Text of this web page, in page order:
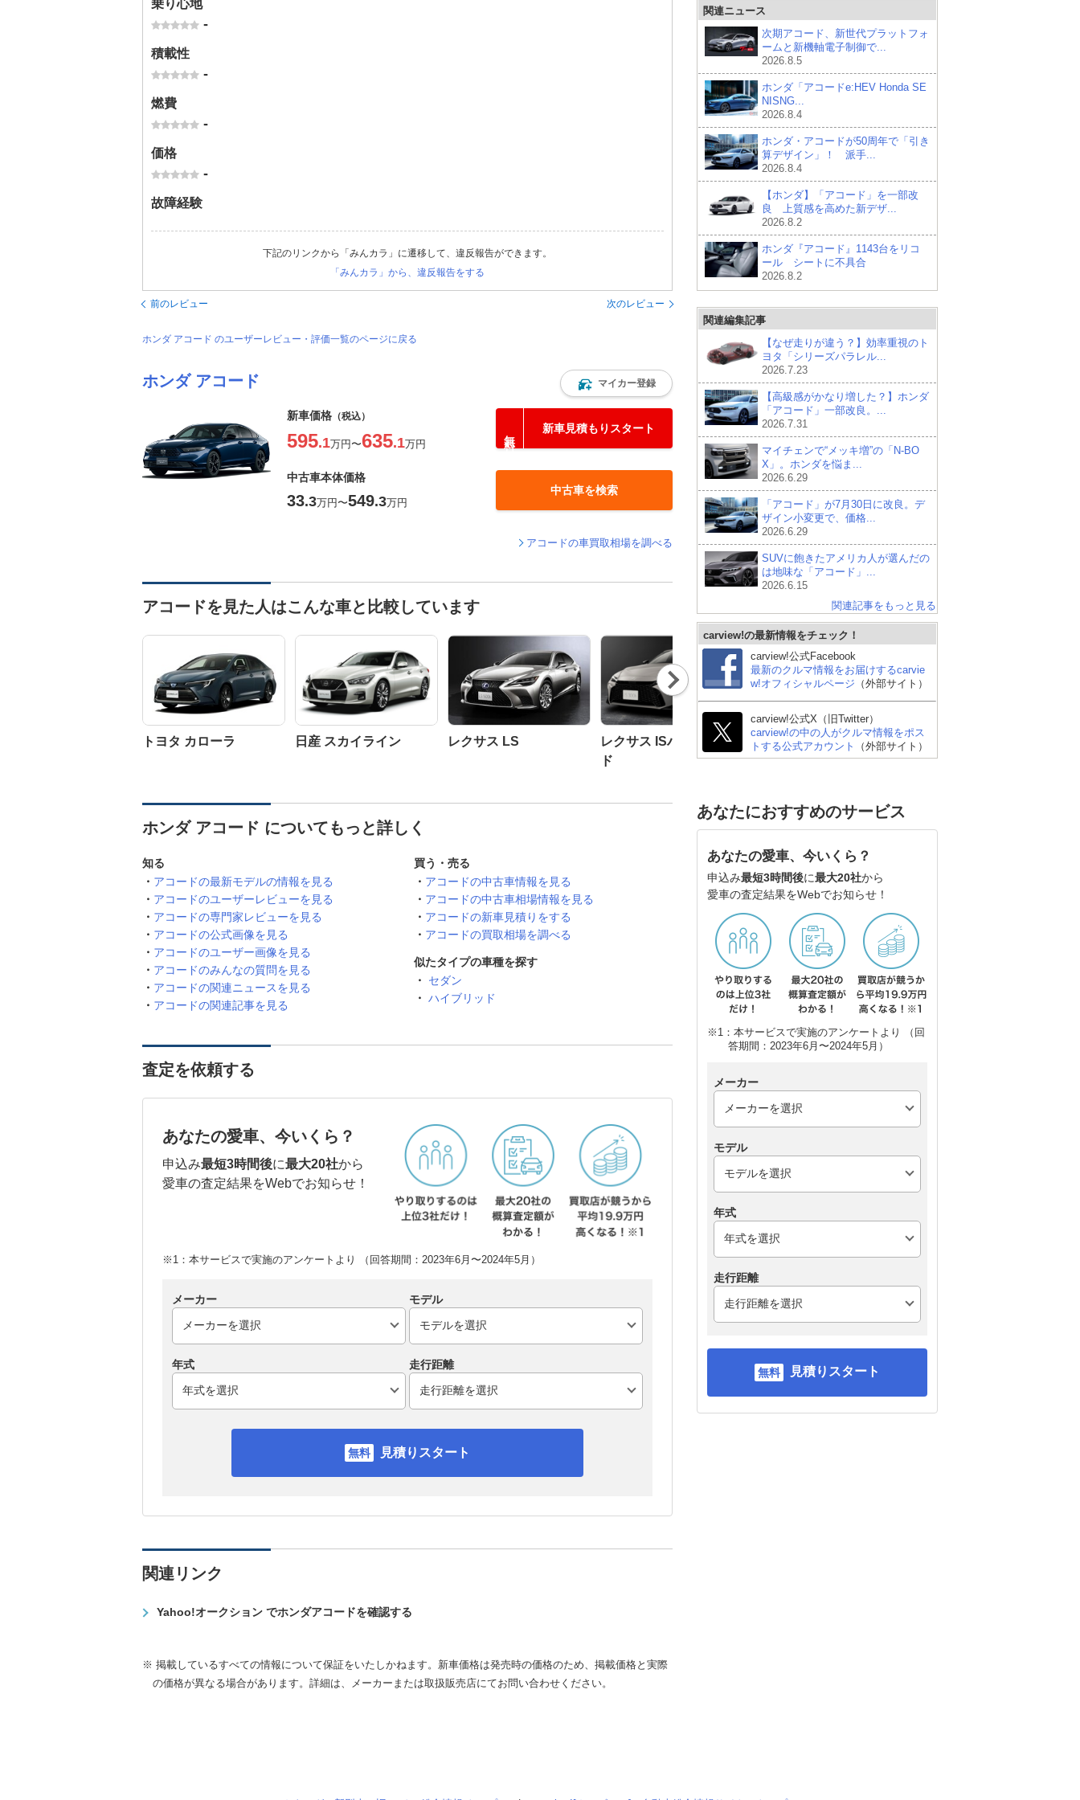
乗り心地
-
積載性
-
燃費
-
価格
-
故障経験
下記のリンクから「みんカラ」に遷移して、違反報告ができます。
「みんカラ」から、違反報告をする
前のレビュー 次のレビュー
ホンダ アコード のユーザーレビュー・評価一覧のページに戻る
ホンダ アコード マイカー登録
新車価格 （税込）
595.1万円〜635.1万円
新車見積もりスタート
中古車本体価格
33.3万円〜549.3万円
中古車を検索
アコードの車買取相場を調べる
アコードを見た人はこんな車と比較しています
トヨタ カローラ 日産 スカイライン レクサス LS
レクサス ISハイブリッ
ド
BMW 3シリーズ セダン BMW M3 セダン
Nex
t
ホンダ アコード についてもっと詳しく
知る
アコードの最新モデルの情報を見る
アコードのユーザーレビューを見る
アコードの専門家レビューを見る
アコードの公式画像を見る
アコードのユーザー画像を見る
アコードのみんなの質問を見る
アコードの関連ニュースを見る
アコードの関連記事を見る
買う・売る
アコードの中古車情報を見る
アコードの中古車相場情報を見る
アコードの新車見積りをする
アコードの買取相場を調べる
似たタイプの車種を探す
セダン
ハイブリッド
査定を依頼する
あなたの愛車、今いくら？
申込み最短3時間後に最大20社から
愛車の査定結果をWebでお知らせ！
※1：本サービスで実施のアンケートより （回答期間：2023年6月〜2024年5月）
メーカー モデル
年式 走行距離
見積りスタート
関連リンク
Yahoo!オークション でホンダアコードを確認する
※ 掲載しているすべての情報について保証をいたしかねます。新車価格は発売時の価格のため、掲載価格と実際
の価格が異なる場合があります。詳細は、メーカーまたは取扱販売店にてお問い合わせください。
関連ニュース
次期アコード、新世代プラットフォ
ームと新機軸電子制御で...
2026.8.5
ホンダ「アコードe:HEV Honda SE
NISNG...
2026.8.4
ホンダ・アコードが50周年で「引き
算デザイン」！ 派手...
2026.8.4
【ホンダ】「アコード」を一部改
良 上質感を高めた新デザ...
2026.8.2
ホンダ『アコード』1143台をリコ
ール シートに不具合
2026.8.2
関連編集記事
【なぜ走りが違う？】効率重視のト
ヨタ「シリーズパラレル...
2026.7.23
【高級感がかなり増した？】ホンダ
「アコード」一部改良。...
2026.7.31
マイチェンで“メッキ増”の「N-BO
X」。ホンダを悩ま...
2026.6.29
「アコード」が7月30日に改良。デ
ザイン小変更で、価格...
2026.6.29
SUVに飽きたアメリカ人が選んだの
は地味な「アコード」...
2026.6.15
関連記事をもっと見る
carview!の最新情報をチェック！
carview!公式Facebook
最新のクルマ情報をお届けするcarvie
w!オフィシャルページ （外部サイト）
carview!公式X（旧Twitter）
carview!の中の人がクルマ情報をポス
トする公式アカウント
（外部サイト）
あなたにおすすめのサービス
あなたの愛車、今いくら？
申込み最短3時間後に最大20社から
愛車の査定結果をWebでお知らせ！
※1：本サービスで実施のアンケートより （回
答期間：2023年6月〜2024年5月）
メーカー
モデル
年式
走行距離
見積りスタート